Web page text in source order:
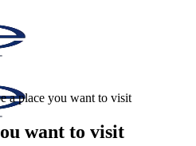
a place you want to visit
want to visit